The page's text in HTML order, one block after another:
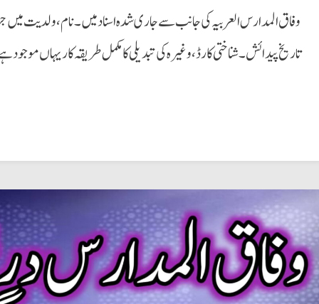
وفاق المدارس العربیہ کی جانب سے جاری شدہ اسناد میں۔ نام، ولدیت میں
تاریخ پیدائش ۔ شناختی کارڈ،وغیرہ کی تبدیلی کا مکمل طریقہ کار یہاں